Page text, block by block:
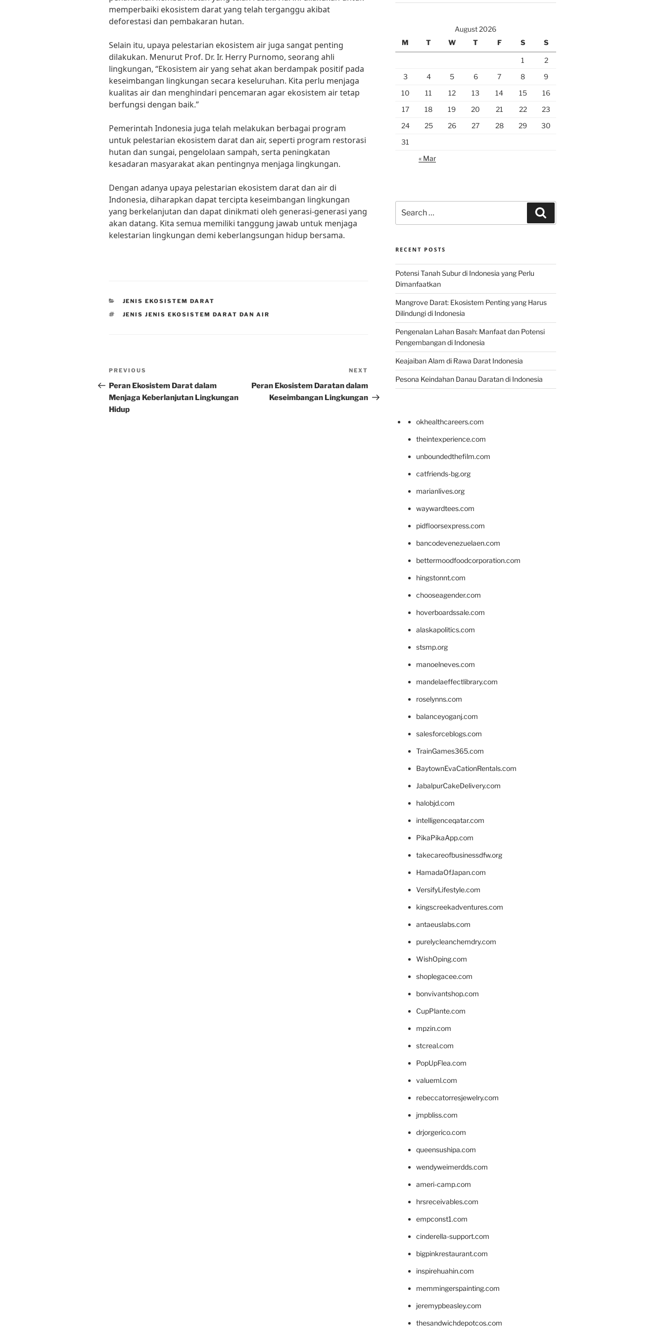
memperbaiki ekosistem darat yang telah terganggu akibat
deforestasi dan pembakaran hutan.
Selain itu, upaya pelestarian ekosistem air juga sangat penting
dilakukan. Menurut Prof. Dr. Ir. Herry Purnomo, seorang ahli
lingkungan, “Ekosistem air yang sehat akan berdampak positif pada
keseimbangan lingkungan secara keseluruhan. Kita perlu menjaga
kualitas air dan menghindari pencemaran agar ekosistem air tetap
berfungsi dengan baik.”
Pemerintah Indonesia juga telah melakukan berbagai program
untuk pelestarian ekosistem darat dan air, seperti program restorasi
hutan dan sungai, pengelolaan sampah, serta peningkatan
kesadaran masyarakat akan pentingnya menjaga lingkungan.
Dengan adanya upaya pelestarian ekosistem darat dan air di
Indonesia, diharapkan dapat tercipta keseimbangan lingkungan
yang berkelanjutan dan dapat dinikmati oleh generasi-generasi yang
akan datang. Kita semua memiliki tanggung jawab untuk menjaga
kelestarian lingkungan demi keberlangsungan hidup bersama.
CATEGORIES
JENIS EKOSISTEM DARAT
TAGS
JENIS JENIS EKOSISTEM DARAT DAN AIR
Post
navigation
Previous
Post
PREVIOUS
Peran Ekosistem Darat dalam
Menjaga Keberlanjutan Lingkungan
Hidup
Post
NEXT
Peran Ekosistem Daratan dalam
Keseimbangan Lingkungan
August 2026
M
T W T F S S
1
2
3
4 5 6 7 8
9
10
11 12 13 14 15
16
17
18 19 20 21 22
23
24
25 26 27 28 29
30
31
« Mar
for:
RECENT POSTS
Potensi Tanah Subur di Indonesia yang Perlu
Dimanfaatkan
Mangrove Darat: Ekosistem Penting yang Harus
Dilindungi di Indonesia
Pengenalan Lahan Basah: Manfaat dan Potensi
Pengembangan di Indonesia
Keajaiban Alam di Rawa Darat Indonesia
Pesona Keindahan Danau Daratan di Indonesia
okhealthcareers.com
theintexperience.com
unboundedthefilm.com
catfriends-bg.org
marianlives.org
waywardtees.com
pidfloorsexpress.com
bancodevenezuelaen.com
bettermoodfoodcorporation.com
hingstonnt.com
chooseagender.com
hoverboardssale.com
alaskapolitics.com
stsmp.org
manoelneves.com
mandelaeffectlibrary.com
roselynns.com
balanceyoganj.com
salesforceblogs.com
TrainGames365.com
BaytownEvaCationRentals.com
JabalpurCakeDelivery.com
halobjd.com
intelligenceqatar.com
PikaPikaApp.com
takecareofbusinessdfw.org
HamadaOfJapan.com
VersifyLifestyle.com
kingscreekadventures.com
antaeuslabs.com
purelycleanchemdry.com
WishOping.com
shoplegacee.com
bonvivantshop.com
CupPlante.com
mpzin.com
stcreal.com
PopUpFlea.com
valueml.com
rebeccatorresjewelry.com
jmpbliss.com
drjorgerico.com
queensushipa.com
wendyweimerdds.com
ameri-camp.com
hrsreceivables.com
empconst1.com
cinderella-support.com
bigpinkrestaurant.com
inspirehuahin.com
memmingerspainting.com
jeremypbeasley.com
thesandwichdepotcos.com